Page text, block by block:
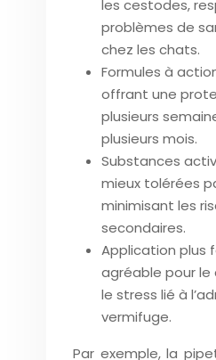
les cestodes,
problèmes de
chez les chats.
Formules à
offrant une
plusieurs
plusieurs mois.
Substances
mieux tolérées
minimisant les
secondaires.
Application plus
agréable pour le
le stress lié à
vermifuge.
Par exemple, la